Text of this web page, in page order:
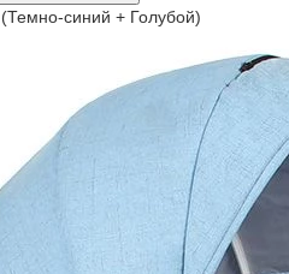
синий + Голубой)